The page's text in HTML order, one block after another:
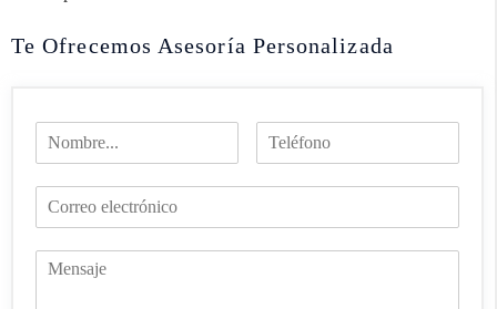
Te Ofrecemos Asesoría Personalizada